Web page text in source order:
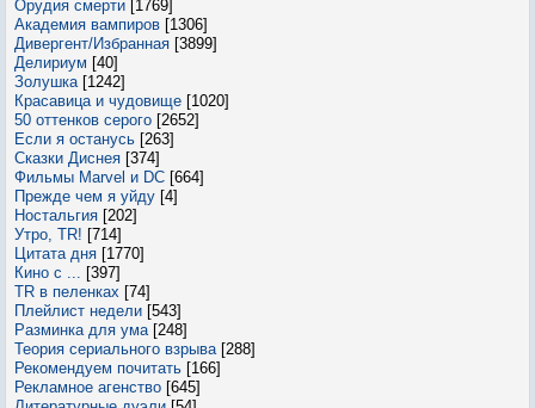
Орудия смерти [1769]
Академия вампиров [1306]
Дивергент/Избранная [3899]
Делириум [40]
Золушка [1242]
Красавица и чудовище [1020]
50 оттенков серого [2652]
Если я останусь [263]
Сказки Диснея [374]
Фильмы Marvel и DC [664]
Прежде чем я уйду [4]
Ностальгия [202]
Утро, TR! [714]
Цитата дня [1770]
Кино с ... [397]
TR в пеленках [74]
Плейлист недели [543]
Разминка для ума [248]
Теория сериального взрыва [288]
Рекомендуем почитать [166]
Рекламное агенство [645]